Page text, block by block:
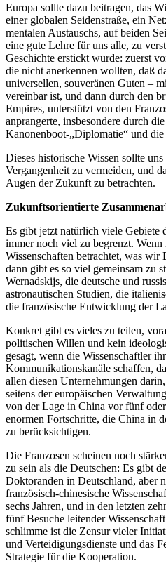
Europa sollte dazu beitragen, das
einer globalen Seidenstraße, ein
mentalen Austauschs, auf beiden
eine gute Lehre für uns alle, zu
Geschichte erstickt wurde: zuerst
die nicht anerkennen wollten, daß
universellen, souveränen Guten –
vereinbar ist, und dann durch den
Empires, unterstützt von den
anprangerte, insbesondere durch
Kanonenboot-„Diplomatie“ und
Dieses historische Wissen sollte
Vergangenheit zu vermeiden, und
Augen der Zukunft zu betrachten.
Zukunftsorientierte
Es gibt jetzt natürlich viele Gebiete
immer noch viel zu begrenzt.
Wissenschaften betrachtet, was wir
dann gibt es so viel gemeinsam zu
Wernadskijs, die deutsche und
astronautischen Studien, die
die französische Entwicklung der
Konkret gibt es vieles zu teilen,
politischen Willen und kein
gesagt, wenn die Wissenschaftler
Kommunikationskanäle schaffen,
allen diesen Unternehmungen
seitens der europäischen
von der Lage in China vor fünf
enormen Fortschritte, die China in
zu berücksichtigen.
Die Franzosen scheinen noch
zu sein als die Deutschen: Es gibt
Doktoranden in Deutschland, aber
französisch-chinesische
sechs Jahren, und in den letzten
fünf Besuche leitender
schlimme ist die Zensur vieler
und Verteidigungsdienste und das
Strategie für die Kooperation.